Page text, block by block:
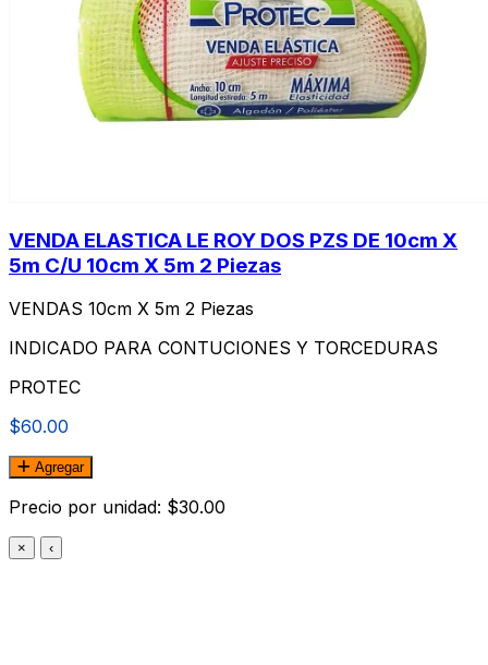
VENDA ELASTICA LE ROY DOS PZS DE 10cm X
5m C/U 10cm X 5m 2 Piezas
VENDAS 10cm X 5m 2 Piezas
INDICADO PARA CONTUCIONES Y TORCEDURAS
PROTEC
$60.00
Agregar
Precio por unidad: $30.00
× ‹